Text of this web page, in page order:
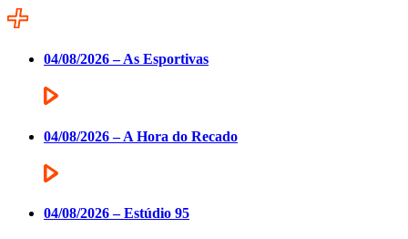
04/08/2026 – As Esportivas
04/08/2026 – A Hora do Recado
04/08/2026 – Estúdio 95